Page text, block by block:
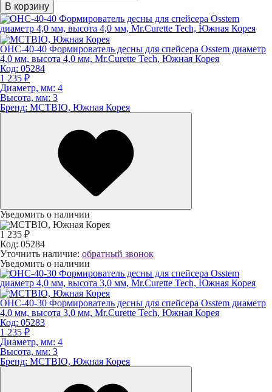
В корзину
OHC-40-40 Формирователь десны для спейсера Osstem диаметр
4,0 мм, высота 4,0 мм, Mr.Curette Tech, Южная Корея
Код: 05284
1 235 ₽
Диаметр, мм: 4
Высота, мм: 3
Бренд: MCTBIO, Южная Корея
Уведомить о наличии
1 235 ₽
Код: 05284
Уточнить наличие: обратный звонок
Уведомить о наличии
OHC-40-30 Формирователь десны для спейсера Osstem диаметр
4,0 мм, высота 3,0 мм, Mr.Curette Tech, Южная Корея
Код: 05283
1 235 ₽
Диаметр, мм: 4
Высота, мм: 3
Бренд: MCTBIO, Южная Корея